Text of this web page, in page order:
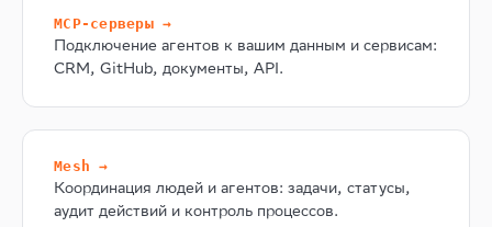
MCP-серверы →
Подключение агентов к вашим данным и сервисам:
CRM, GitHub, документы, API.
Mesh →
Координация людей и агентов: задачи, статусы,
аудит действий и контроль процессов.